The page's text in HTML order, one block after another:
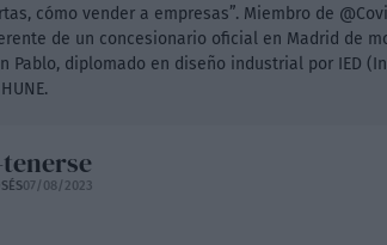
cómo vender a empresas”. Miembro de
de un concesionario oficial en Madrid de
Pablo, diplomado en diseño industrial por IED
07/08/2023